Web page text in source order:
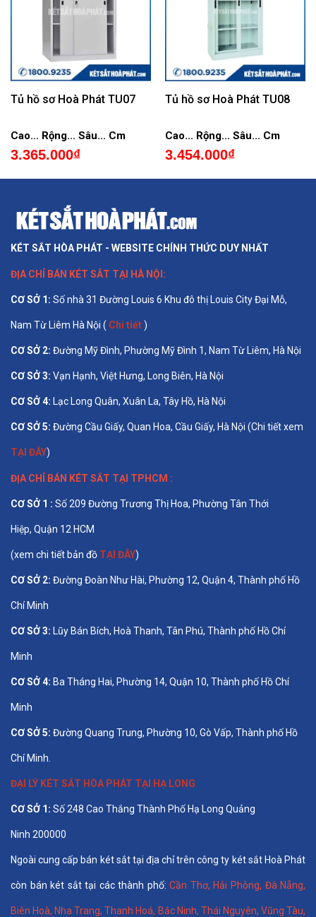
Tủ hồ sơ Hoà Phát TU07
Cao... Rộng... Sâu... Cm
3.365.000₫
Tủ hồ sơ Hoà Phát TU08
Cao... Rộng... Sâu... Cm
3.454.000₫
KÉT SẮT HÒA PHÁT - WEBSITE CHÍNH THỨC DUY NHẤT
ĐỊA CHỈ BÁN KÉT SẮT TẠI HÀ NỘI :
CƠ SỞ 1: Số nhà 31 Đường Louis 6 Khu đô thị Louis City Đại Mỗ,
Nam Từ Liêm Hà Nội ( Chi tiết)
CƠ SỞ 2: Đường Mỹ Đình, Phường Mỹ Đình 1, Nam Từ Liêm, Hà Nội
CƠ SỞ 3: Vạn Hạnh, Việt Hưng, Long Biên, Hà Nội
CƠ SỞ 4: Lạc Long Quân, Xuân La, Tây Hồ, Hà Nội
CƠ SỞ 5: Đường Cầu Giấy, Quan Hoa, Cầu Giấy, Hà Nội (Chi tiết xem
TẠI ĐÂY)
ĐỊA CHỈ BÁN KÉT SẮT TẠI TPHCM :
CƠ SỞ 1 : Số 209 Đường Trương Thị Hoa, Phường Tân Thới
Hiệp, Quận 12 HCM
(xem chi tiết bản đồ TẠI ĐÂY)
CƠ SỞ 2: Đường Đoàn Như Hài, Phường 12, Quận 4, Thành phố Hồ
Chí Minh
CƠ SỞ 3: Lũy Bán Bích, Hoà Thanh, Tân Phú, Thành phố Hồ Chí
Minh
CƠ SỞ 4: Ba Tháng Hai, Phường 14, Quận 10, Thành phố Hồ Chí
Minh
CƠ SỞ 5: Đường Quang Trung, Phường 10, Gò Vấp, Thành phố Hồ
Chí Minh.
ĐẠI LÝ KÉT SẮT HÒA PHÁT TẠI HẠ LONG
CƠ SỞ 1: Số 248 Cao Thắng Thành Phố Hạ Long Quảng
Ninh 200000
Ngoài cung cấp bán két sắt tại địa chỉ trên công ty két sắt Hoà Phát
còn bán két sắt tại các thành phố:Cần Thơ, Hải Phòng, Đà Nẵng,
Biên Hoà, Nha Trang,Thanh Hoá, Bắc Ninh, Thái Nguyên, Vũng Tàu,